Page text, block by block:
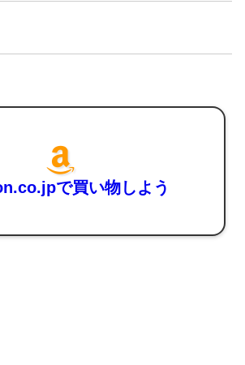
で買い物しよう